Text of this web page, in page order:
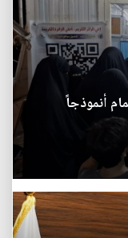
أنموذجاً